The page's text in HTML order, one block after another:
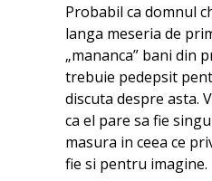
Probabil ca domnul
langa meseria de
„mananca” bani din
trebuie pedepsit
discuta despre asta.
ca el pare sa fie
masura in ceea ce
fie si pentru imagine.